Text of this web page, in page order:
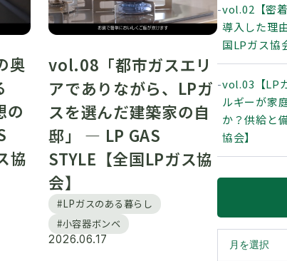
奥
の
協
vol.08「都市ガスエリ
アでありながら、LPガ
スを選んだ建築家の自
邸」 ― LP GAS
STYLE【全国LPガス協
会】
#LPガスのある暮らし
#小容器ボンベ
2026.06.17
vol.02【密
導入した理
国LPガス協
vol.03【LP
ルギーが家
か？供給と
協会】